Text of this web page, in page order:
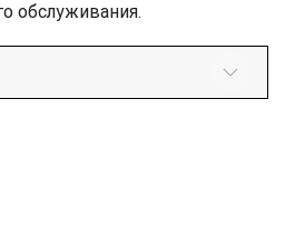
обслуживания.